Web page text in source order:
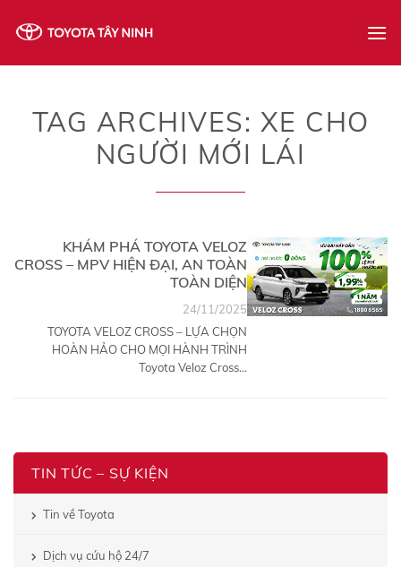
TAG ARCHIVES: XE CHO
NGƯỜI MỚI LÁI
TIN TỨC – SỰ KIỆN
Tin về Toyota
Dịch vụ cứu hộ 24/7
KHÁM PHÁ TOYOTA VELOZ
CROSS – MPV HIỆN ĐẠI, AN TOÀN
TOÀN DIỆN
TOYOTA VELOZ CROSS – LỰA CHỌN
HOÀN HẢO CHO MỌI HÀNH TRÌNH
Toyota Veloz Cross...
24/11/2025